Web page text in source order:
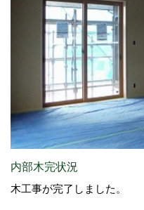
内部木完状況
木工事が完了しました。